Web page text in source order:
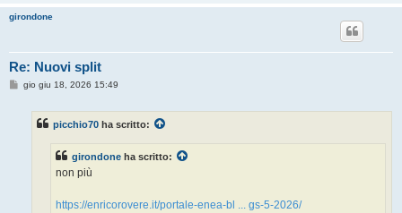
girondone
Re: Nuovi split
Mgio giu 18, 2026 15:49
picchio70 ha scritto:
girondone ha scritto:
non più
https://enricorovere.it/portale-enea-bl ... gs-5-2026/